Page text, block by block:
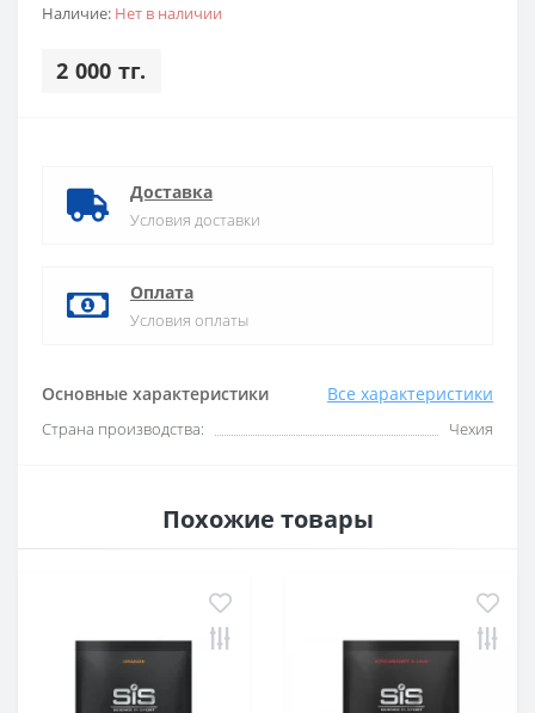
Наличие: Нет в наличии
2 000 тг.
Основные характеристики Все характеристики
Страна производства: Чехия
Доставка
Условия доставки
Оплата
Условия оплаты
Похожие товары